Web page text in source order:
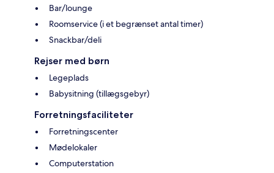
Bar/lounge
Roomservice (i et begrænset antal timer)
Snackbar/deli
Rejser med børn
Legeplads
Babysitning (tillægsgebyr)
Forretningsfaciliteter
Forretningscenter
Mødelokaler
Computerstation